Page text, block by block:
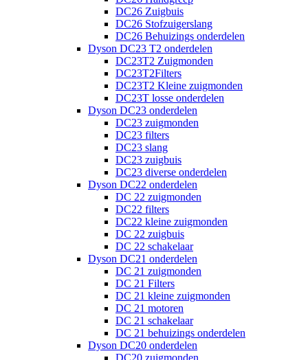
DC26 Zuigbuis
DC26 Stofzuigerslang
DC26 Behuizings onderdelen
Dyson DC23 T2 onderdelen
DC23T2 Zuigmonden
DC23T2Filters
DC23T2 Kleine zuigmonden
DC23T losse onderdelen
Dyson DC23 onderdelen
DC23 zuigmonden
DC23 filters
DC23 slang
DC23 zuigbuis
DC23 diverse onderdelen
Dyson DC22 onderdelen
DC 22 zuigmonden
DC22 filters
DC22 kleine zuigmonden
DC 22 zuigbuis
DC 22 schakelaar
Dyson DC21 onderdelen
DC 21 zuigmonden
DC 21 Filters
DC 21 kleine zuigmonden
DC 21 motoren
DC 21 schakelaar
DC 21 behuizings onderdelen
Dyson DC20 onderdelen